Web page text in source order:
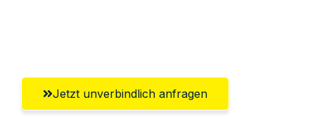
Jetzt unverbindlich anfragen